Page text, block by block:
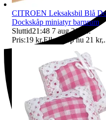
CITROEN Leksaksbil Blå
Dockskåp miniatyr barnrum
Sluttid21:48 7 aug 21:48.
Pris:19 kr,Eller Köp nu 21 kr,.